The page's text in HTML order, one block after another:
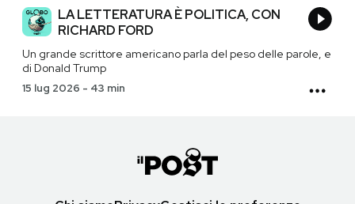
LA LETTERATURA È POLITICA, CON
RICHARD FORD
Un grande scrittore americano parla del peso delle parole, e
di Donald Trump
15 lug 2026 - 43 min